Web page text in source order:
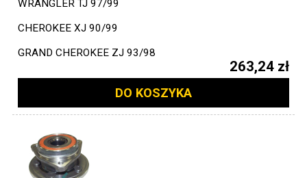
WRANGLER TJ 97/99
CHEROKEE XJ 90/99
GRAND CHEROKEE ZJ 93/98
263,24 zł
DO KOSZYKA